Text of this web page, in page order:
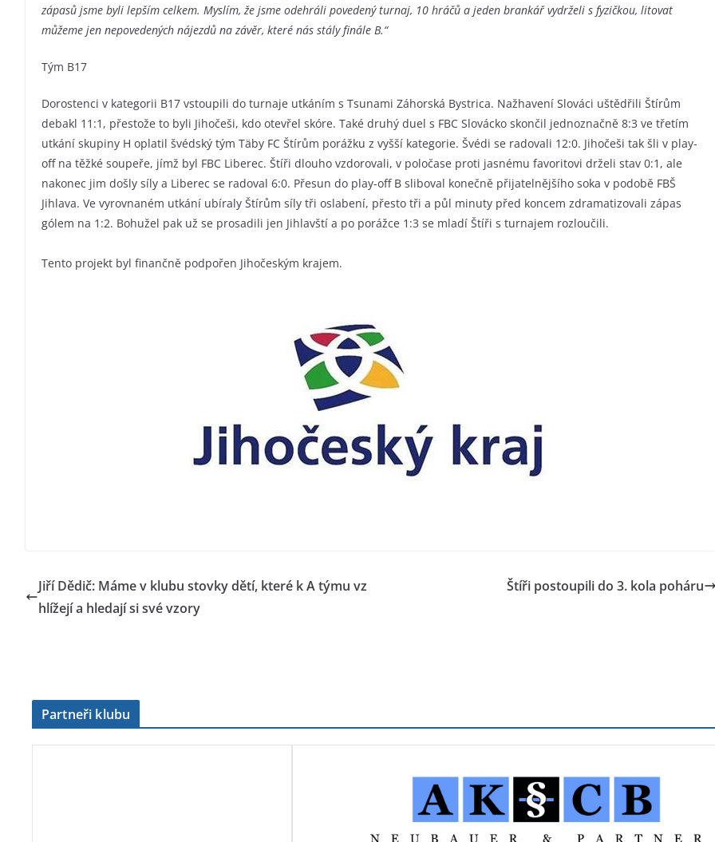
zápasů jsme byli lepším celkem. Myslím, že jsme odehráli povedený turnaj, 10 hráčů a jeden brankář vydrželi s fyzičkou, litovat
můžeme jen nepovedených nájezdů na závěr, které nás stály finále B.“
Tým B17
Dorostenci v kategorii B17 vstoupili do turnaje utkáním s Tsunami Záhorská Bystrica. Nažhavení Slováci uštědřili Štírům
debakl 11:1, přestože to byli Jihočeši, kdo otevřel skóre. Také druhý duel s FBC Slovácko skončil jednoznačně 8:3 ve třetím
utkání skupiny H oplatil švédský tým Täby FC Štírům porážku z vyšší kategorie. Švédi se radovali 12:0. Jihočeši tak šli v play-
off na těžké soupeře, jímž byl FBC Liberec. Štíři dlouho vzdorovali, v poločase proti jasnému favoritovi drželi stav 0:1, ale
nakonec jim došly síly a Liberec se radoval 6:0. Přesun do play-off B sliboval konečně přijatelnějšího soka v podobě FBŠ
Jihlava. Ve vyrovnaném utkání ubíraly Štírům síly tři oslabení, přesto tři a půl minuty před koncem zdramatizovali zápas
gólem na 1:2. Bohužel pak už se prosadili jen Jihlavští a po porážce 1:3 se mladí Štíři s turnajem rozloučili.
Tento projekt byl finančně podpořen Jihočeským krajem.
Jiří Dědič: Máme v klubu stovky dětí, které k A týmu vz
hlížejí a hledají si své vzory
Štíři postoupili do 3. kola poháru
Partneři klubu